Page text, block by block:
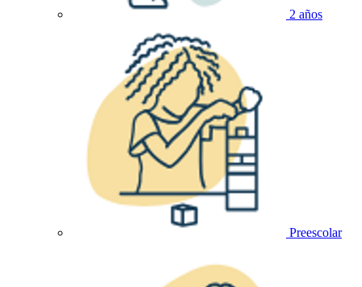
2 años
Preescolar